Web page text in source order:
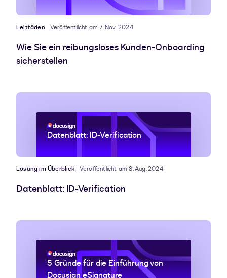
Leitfäden Veröffentlicht am 7. Nov. 2024
Wie Sie ein reibungsloses Kunden-Onboarding
sicherstellen
Datenblatt: ID-Verification
Lösung im Überblick Veröffentlicht am 8. Aug. 2024
Datenblatt: ID-Verification
5 Gründe für die Einführung von
Docusign eSignature